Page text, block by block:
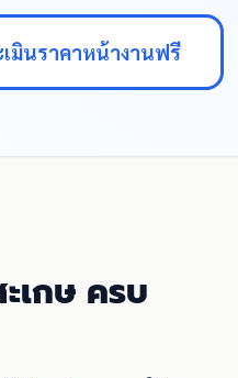
มินราคาหน้างานฟรี
เกษ ครบ